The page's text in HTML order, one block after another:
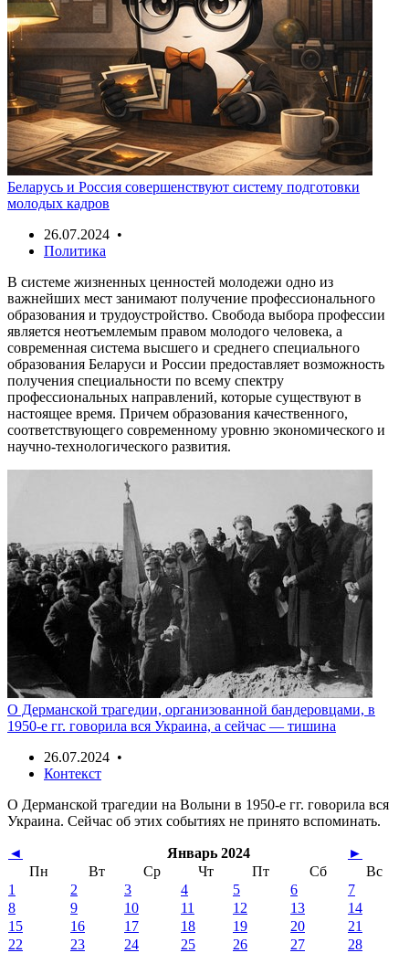
Беларусь и Россия совершенствуют систему подготовки
молодых кадров
26.07.2024 •
Политика
В системе жизненных ценностей молодежи одно из
важнейших мест занимают получение профессионального
образования и трудоустройство. Свобода выбора профессии
является неотъемлемым правом молодого человека, а
современная система высшего и среднего специального
образования Беларуси и России предоставляет возможность
получения специальности по всему спектру
профессиональных направлений, которые существуют в
настоящее время. Причем образования качественного,
соответствующего современному уровню экономического и
научно-технологического развития.
О Дерманской трагедии, организованной бандеровцами, в
1950-е гг. говорила вся Украина, а сейчас — тишина
26.07.2024 •
Контекст
О Дерманской трагедии на Волыни в 1950-е гг. говорила вся
Украина. Сейчас об этих событиях не принято вспоминать.
◄ Январь 2024
►
Пн
Вт Ср Чт Пт Сб
Вс
1
2 3 4 5 6
7
8
9 10 11 12 13
14
15
16 17 18 19 20
21
22
23 24 25 26 27
28